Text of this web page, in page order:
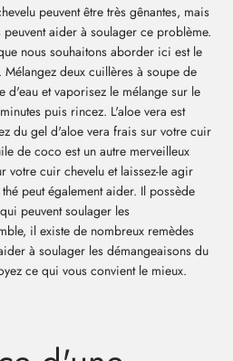
peuvent être très gênantes, mais
aider à soulager ce problème.
nous souhaitons aborder ici est le
deux cuillères à soupe de
et vaporisez le mélange sur le
puis rincez. L'aloe vera est
du gel d'aloe vera frais sur votre cuir
de coco est un autre merveilleux
votre cuir chevelu et laissez-le agir
peut également aider. Il possède
peuvent soulager les
il existe de nombreux remèdes
à soulager les démangeaisons du
ce qui vous convient le mieux.